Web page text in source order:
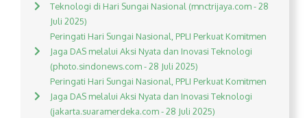
Teknologi di Hari Sungai Nasional (mnctrijaya.com - 28
Juli 2025)
Peringati Hari Sungai Nasional, PPLI Perkuat Komitmen
Jaga DAS melalui Aksi Nyata dan Inovasi Teknologi
(photo.sindonews.com - 28 Juli 2025)
Peringati Hari Sungai Nasional, PPLI Perkuat Komitmen
Jaga DAS melalui Aksi Nyata dan Inovasi Teknologi
(jakarta.suaramerdeka.com - 28 Juli 2025)